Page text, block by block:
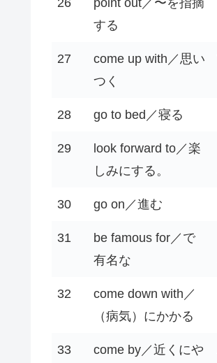
26
point out／〜を指摘
する
27
come up with／思い
つく
28 go to bed／寝る
29
look forward to／楽
しみにする。
30 go on／進む
31
be famous for／で
有名な
32
come down with／
（病気）にかかる
33
come by／近くにや